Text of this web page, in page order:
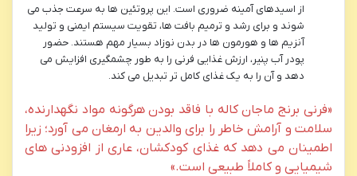
از اسیدهای آمینه ضروری است. این پروتئین ها به سرعت جذب می
شوند و برای رشد و ترمیم بافت ها، تقویت سیستم ایمنی و تولید
آنزیم ها و هورمون ها در بدن نوزاد بسیار مهم هستند. حضور
پودر آب پنیر، ارزش غذایی فرنی را به طور چشمگیری افزایش می
دهد و آن را به یک غذای کامل تر تبدیل می کند.
«فرنی برنج ماجان کاله با فاقد بودن هرگونه مواد نگهدارنده،
سلامت و آرامش خاطر را برای والدین به ارمغان می آورد؛ زیرا
اطمینان می دهد که غذای کودکشان، عاری از افزودنی های
شیمیایی و کاملاً طبیعی است.»